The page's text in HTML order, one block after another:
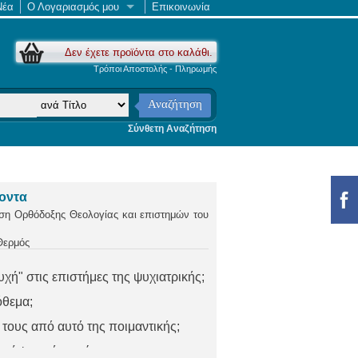
Ο Λογαριασμός μου Επικοινωνία
Δεν έχετε προϊόντα στο καλάθι.
Τρόποι Αποστολής - Πληρωμής
Αναζήτηση
Σύνθετη Αναζήτηση
Ορθόδοξης Θεολογίας και επιστημών του
στις επιστήμες της ψυχιατρικής;
τους από αυτό της ποιμαντικής;
τί ψυχική αρρώστια;